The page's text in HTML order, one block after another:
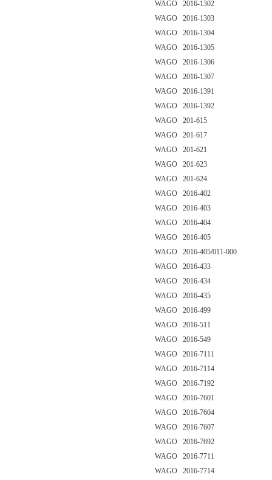
WAGO 2016-1302
WAGO 2016-1303
WAGO 2016-1304
WAGO 2016-1305
WAGO 2016-1306
WAGO 2016-1307
WAGO 2016-1391
WAGO 2016-1392
WAGO 201-615
WAGO 201-617
WAGO 201-621
WAGO 201-623
WAGO 201-624
WAGO 2016-402
WAGO 2016-403
WAGO 2016-404
WAGO 2016-405
WAGO 2016-405/011-000
WAGO 2016-433
WAGO 2016-434
WAGO 2016-435
WAGO 2016-499
WAGO 2016-511
WAGO 2016-549
WAGO 2016-7111
WAGO 2016-7114
WAGO 2016-7192
WAGO 2016-7601
WAGO 2016-7604
WAGO 2016-7607
WAGO 2016-7692
WAGO 2016-7711
WAGO 2016-7714